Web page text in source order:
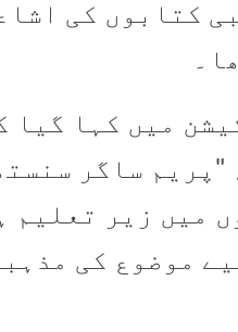
کتابوں کی
میں کہا گیا
"پریم ساگر
لیے موضوع کی